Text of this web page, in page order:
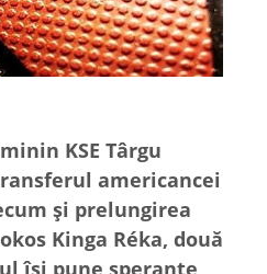
KSE Târgu
americancei
și prelungirea
Kinga Réka, două
își pune speranțe